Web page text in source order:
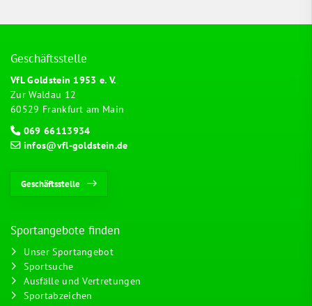
Geschäftsstelle
VfL Goldstein 1953 e. V.
Zur Waldau 12
60529 Frankfurt am Main
069 66113934
infos@vfl-goldstein.de
Geschäftsstelle
Sportangebote finden
Unser Sportangebot
Sportsuche
Ausfälle und Vertretungen
Sportabzeichen